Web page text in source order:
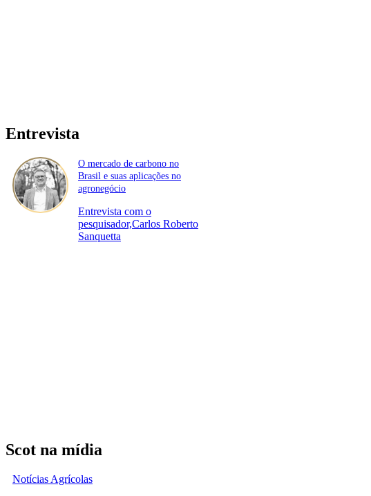
Entrevista
O mercado de carbono no
Brasil e suas aplicações no
agronegócio
Entrevista com o
pesquisador,Carlos Roberto
Sanquetta
Scot na mídia
Notícias Agrícolas